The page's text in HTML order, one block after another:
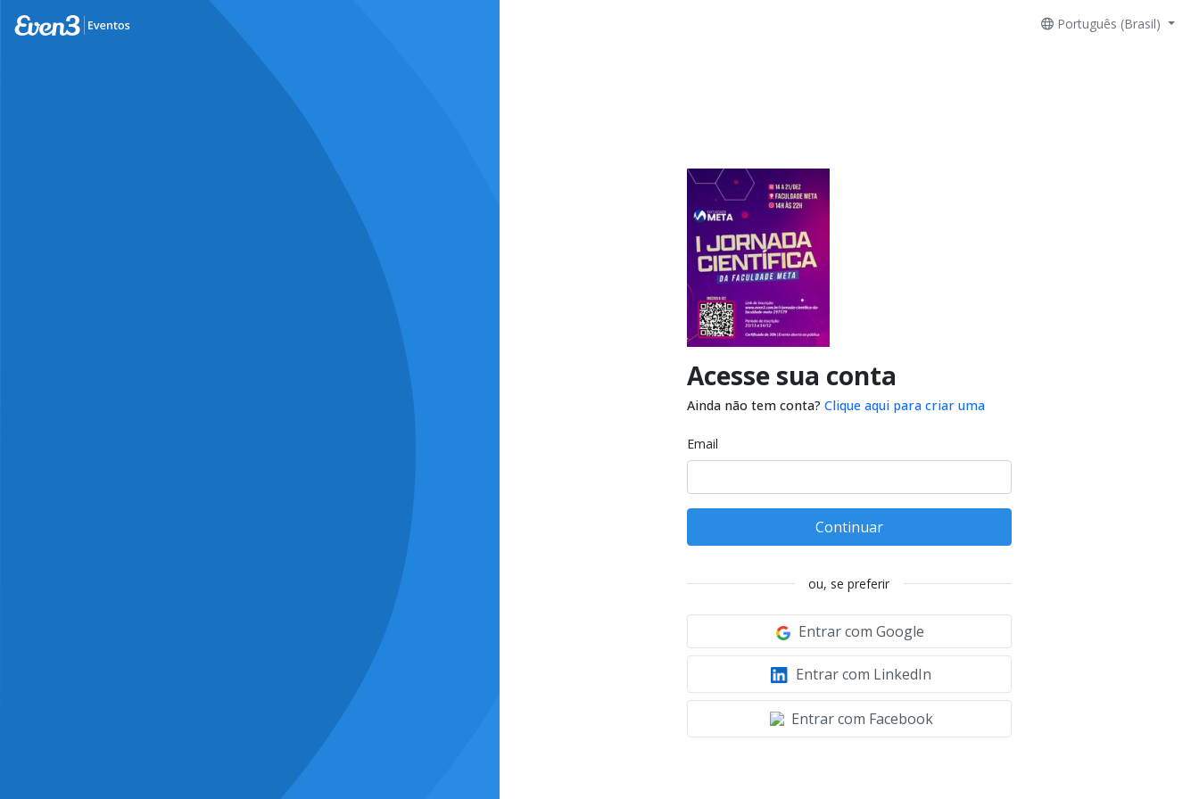
Português (Brasil)
Acesse sua conta
Ainda não tem conta? Clique aqui para criar uma
Email
Continuar
ou, se preferir
Entrar com Google
Entrar com LinkedIn
Entrar com Facebook